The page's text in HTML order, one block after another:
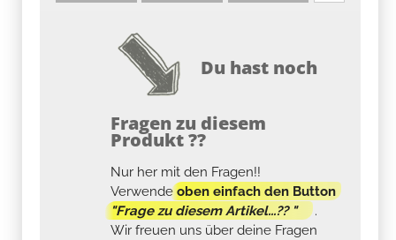
Du hast noch
Fragen zu diesem
Produkt ??
Nur her mit den Fragen!!
Verwendeoben einfach den Button
"Frage zu diesem Artikel...?? "
.
Wir freuen uns über deine Fragen